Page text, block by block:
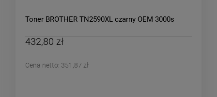
Toner BROTHER TN2590XL czarny OEM 3000s
432,80 zł
Cena netto: 351,87 zł